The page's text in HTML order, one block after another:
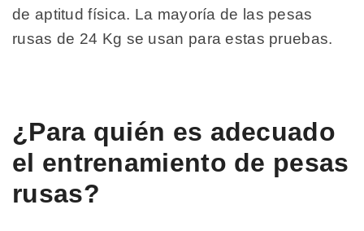
de aptitud física. La mayoría de las pesas
rusas de 24 Kg se usan para estas pruebas.
¿Para quién es adecuado
el entrenamiento de pesas
rusas?